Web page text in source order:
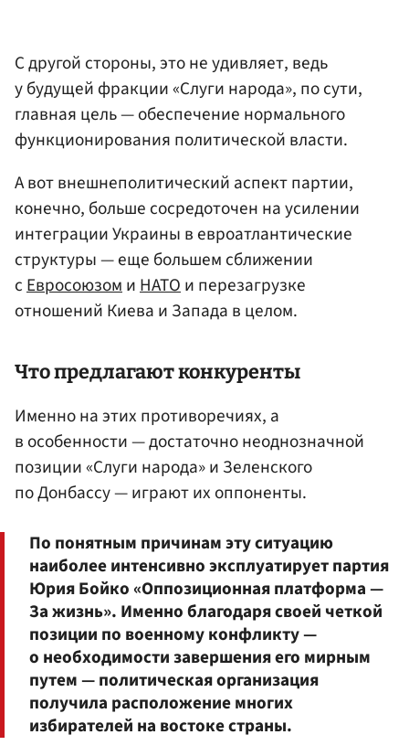
С другой стороны, это не удивляет, ведь
у будущей фракции «Слуги народа», по сути,
главная цель — обеспечение нормального
функционирования политической власти.
А вот внешнеполитический аспект партии,
конечно, больше сосредоточен на усилении
интеграции Украины в евроатлантические
структуры — еще большем сближении
сЕвросоюзомиНАТОи перезагрузке
отношений Киева и Запада в целом.
Что предлагают конкуренты
Именно на этих противоречиях, а
в особенности — достаточно неоднозначной
позиции «Слуги народа» и Зеленского
по Донбассу — играют их оппоненты.
По понятным причинам эту ситуацию
наиболее интенсивно эксплуатирует партия
Юрия Бойко «Оппозиционная платформа —
За жизнь». Именно благодаря своей четкой
позиции по военному конфликту —
о необходимости завершения его мирным
путем — политическая организация
получила расположение многих
избирателей на востоке страны.